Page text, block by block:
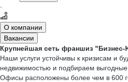
·
О компании
Вакансии
Крупнейшая сеть франшиз
Наши услуги устойчивы к кризисам и
недвижимостью и подбираем выгодные
Офисы расположены более чем в 600